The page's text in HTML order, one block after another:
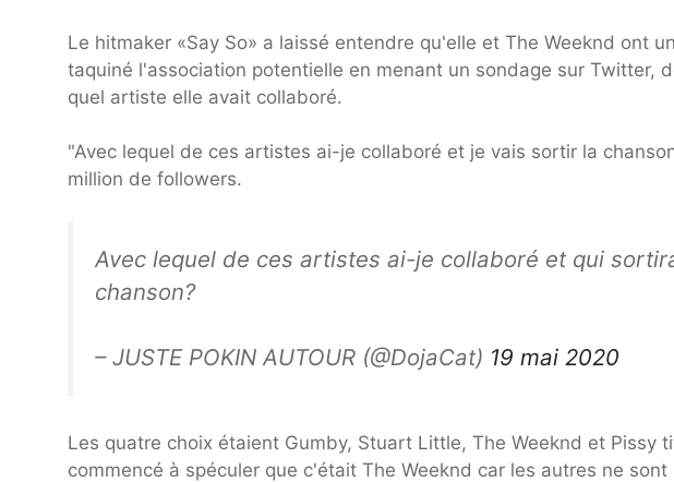
Le hitmaker «Say So» a laissé entendre qu'elle et The Weeknd ont
taquiné l'association potentielle en menant un sondage sur Twitter,
quel artiste elle avait collaboré.
"Avec lequel de ces artistes ai-je collaboré et je vais sortir la
million de followers.
Avec lequel de ces artistes ai-je collaboré et qui
chanson?
– JUSTE POKIN AUTOUR (@DojaCat) 19 mai 2020
Les quatre choix étaient Gumby, Stuart Little, The Weeknd et Pissy
commencé à spéculer que c'était The Weeknd car les autres ne